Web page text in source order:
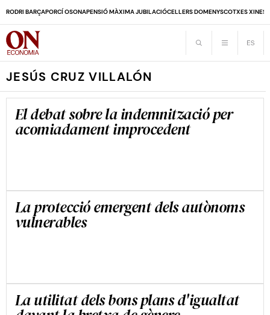
RODRI BARÇAPORCÍ OSONAPENSIÓ MÀXIMA JUBILACIÓCELLERS DOMENYSCOTXES
JESÚS CRUZ VILLALÓN
El debat sobre la indemnització per
acomiadament improcedent
La protecció emergent dels autònoms
vulnerables
La utilitat dels bons plans d'igualtat